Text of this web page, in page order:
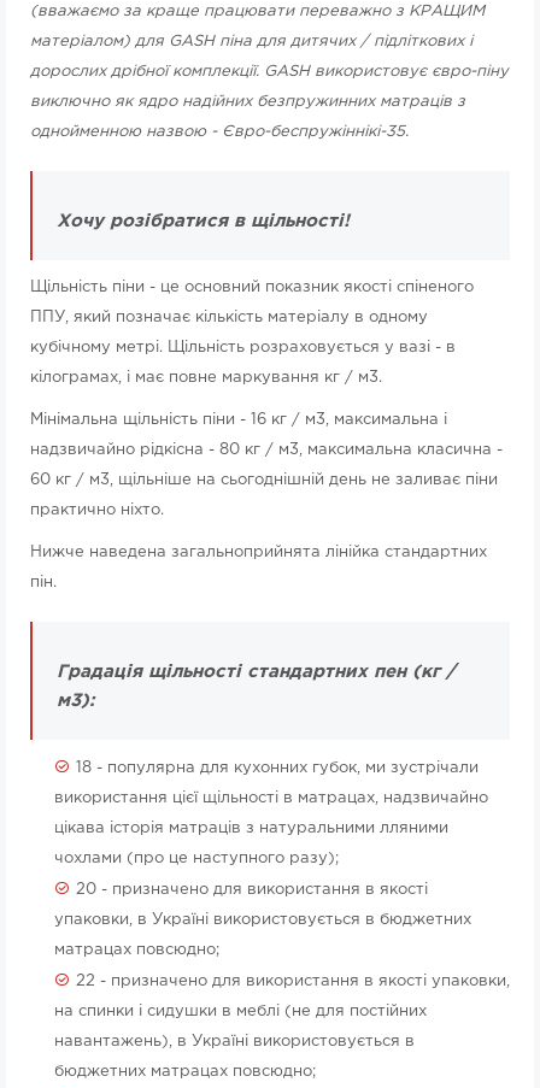
(вважаємо за краще працювати переважно з КРАЩИМ
матеріалом) для GASH піна для дитячих / підліткових і
дорослих дрібної комплекції. GASH використовує євро-піну
виключно як ядро ​​надійних безпружинних матраців з
однойменною назвою - Євро-беспружіннікі-35.
Хочу розібратися в щільності!
Щільність піни - це основний показник якості спіненого
ППУ, який позначає кількість матеріалу в одному
кубічному метрі. Щільність розраховується у вазі - в
кілограмах, і має повне маркування кг / м3.
Мінімальна щільність піни - 16 кг / м3, максимальна і
надзвичайно рідкісна - 80 кг / м3, максимальна класична -
60 кг / м3, щільніше на сьогоднішній день не заливає піни
практично ніхто.
Нижче наведена загальноприйнята лінійка стандартних
пін.
Градація щільності стандартних пен (кг /
м3):
18 - популярна для кухонних губок, ми зустрічали
використання цієї щільності в матрацах, надзвичайно
цікава історія матраців з натуральними лляними
чохлами (про це наступного разу);
20 - призначено для використання в якості
упаковки, в Україні використовується в бюджетних
матрацах повсюдно;
22 - призначено для використання в якості упаковки,
на спинки і сидушки в меблі (не для постійних
навантажень), в Україні використовується в
бюджетних матрацах повсюдно;